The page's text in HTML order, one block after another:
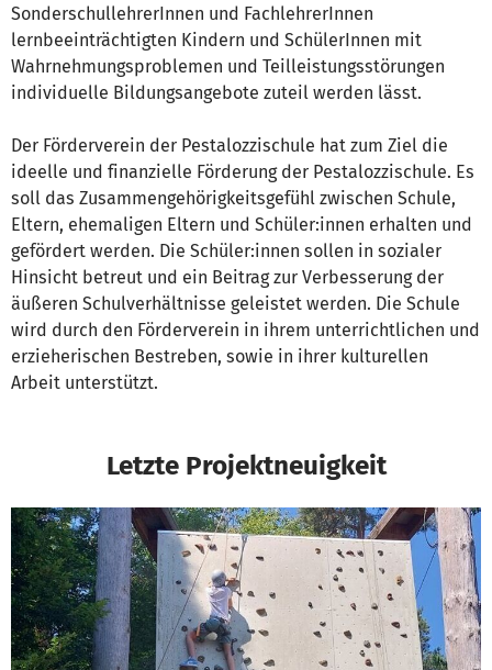
SonderschullehrerInnen und FachlehrerInnen
lernbeeinträchtigten Kindern und SchülerInnen mit
Wahrnehmungsproblemen und Teilleistungsstörungen
individuelle Bildungsangebote zuteil werden lässt.
Der Förderverein der Pestalozzischule hat zum Ziel die
ideelle und finanzielle Förderung der Pestalozzischule. Es
soll das Zusammengehörigkeitsgefühl zwischen Schule,
Eltern, ehemaligen Eltern und Schüler:innen erhalten und
gefördert werden. Die Schüler:innen sollen in sozialer
Hinsicht betreut und ein Beitrag zur Verbesserung der
äußeren Schulverhältnisse geleistet werden. Die Schule
wird durch den Förderverein in ihrem unterrichtlichen und
erzieherischen Bestreben, sowie in ihrer kulturellen
Arbeit unterstützt.
Letzte Projektneuigkeit